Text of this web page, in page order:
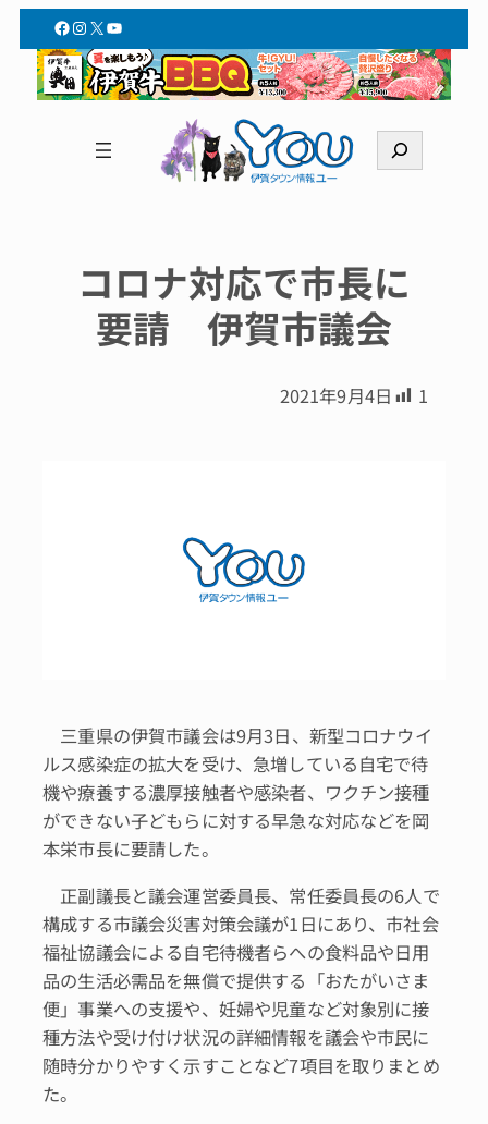
Facebook
Instagram
X YouTube
索
コロナ対応で市長に
要請 伊賀市議会
2021年9月4日 1
三重県の伊賀市議会は9月3日、新型コロナウイ
ルス感染症の拡大を受け、急増している自宅で待
機や療養する濃厚接触者や感染者、ワクチン接種
ができない子どもらに対する早急な対応などを岡
本栄市長に要請した。
正副議長と議会運営委員長、常任委員長の6人で
構成する市議会災害対策会議が1日にあり、市社会
福祉協議会による自宅待機者らへの食料品や日用
品の生活必需品を無償で提供する「おたがいさま
便」事業への支援や、妊婦や児童など対象別に接
種方法や受け付け状況の詳細情報を議会や市民に
随時分かりやすく示すことなど7項目を取りまとめ
た。